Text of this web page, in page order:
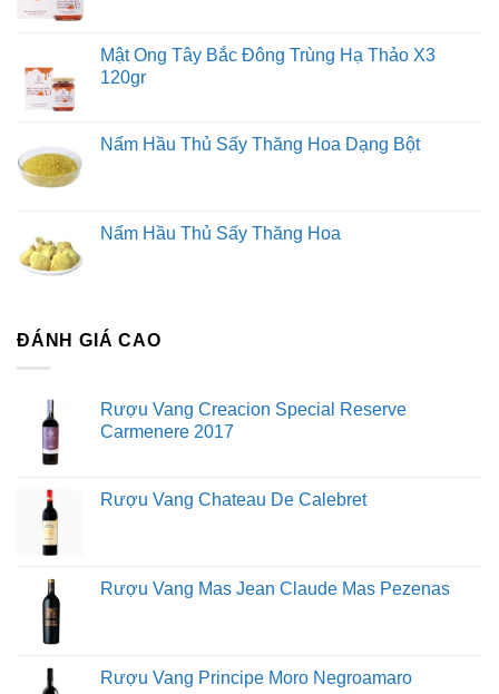
Mật Ong Tây Bắc Đông Trùng Hạ Thảo X3
120gr
Nấm Hầu Thủ Sấy Thăng Hoa Dạng Bột
Nấm Hầu Thủ Sấy Thăng Hoa
ĐÁNH GIÁ CAO
Rượu Vang Creacion Special Reserve
Carmenere 2017
Rượu Vang Chateau De Calebret
Rượu Vang Mas Jean Claude Mas Pezenas
Rượu Vang Principe Moro Negroamaro